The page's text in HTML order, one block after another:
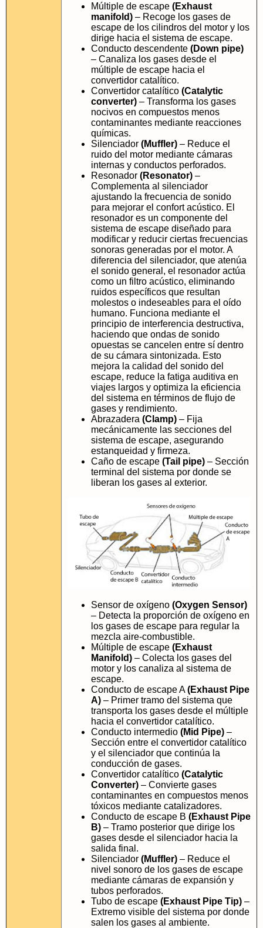
Múltiple de escape (Exhaust
manifold) – Recoge los gases de
escape de los cilindros del motor y los
dirige hacia el sistema de escape.
Conducto descendente (Down pipe)
– Canaliza los gases desde el
múltiple de escape hacia el
convertidor catalítico.
Convertidor catalítico (Catalytic
converter) – Transforma los gases
nocivos en compuestos menos
contaminantes mediante reacciones
químicas.
Silenciador (Muffler) – Reduce el
ruido del motor mediante cámaras
internas y conductos perforados.
Resonador (Resonator) –
Complementa al silenciador
ajustando la frecuencia de sonido
para mejorar el confort acústico. El
resonador es un componente del
sistema de escape diseñado para
modificar y reducir ciertas frecuencias
sonoras generadas por el motor. A
diferencia del silenciador, que atenúa
el sonido general, el resonador actúa
como un filtro acústico, eliminando
ruidos específicos que resultan
molestos o indeseables para el oído
humano. Funciona mediante el
principio de interferencia destructiva,
haciendo que ondas de sonido
opuestas se cancelen entre sí dentro
de su cámara sintonizada. Esto
mejora la calidad del sonido del
escape, reduce la fatiga auditiva en
viajes largos y optimiza la eficiencia
del sistema en términos de flujo de
gases y rendimiento.
Abrazadera (Clamp) – Fija
mecánicamente las secciones del
sistema de escape, asegurando
estanqueidad y firmeza.
Caño de escape (Tail pipe) – Sección
terminal del sistema por donde se
liberan los gases al exterior.
Sensor de oxígeno (Oxygen Sensor)
– Detecta la proporción de oxígeno en
los gases de escape para regular la
mezcla aire-combustible.
Múltiple de escape (Exhaust
Manifold) – Colecta los gases del
motor y los canaliza al sistema de
escape.
Conducto de escape A(Exhaust Pipe
A) – Primer tramo del sistema que
transporta los gases desde el múltiple
hacia el convertidor catalítico.
Conducto intermedio (Mid Pipe) –
Sección entre el convertidor catalítico
y el silenciador que continúa la
conducción de gases.
Convertidor catalítico (Catalytic
Converter) – Convierte gases
contaminantes en compuestos menos
tóxicos mediante catalizadores.
Conducto de escape B (Exhaust Pipe
B) – Tramo posterior que dirige los
gases desde el silenciador hacia la
salida final.
Silenciador (Muffler) – Reduce el
nivel sonoro de los gases de escape
mediante cámaras de expansión y
tubos perforados.
Tubo de escape (Exhaust Pipe Tip) –
Extremo visible del sistema por donde
salen los gases al ambiente.